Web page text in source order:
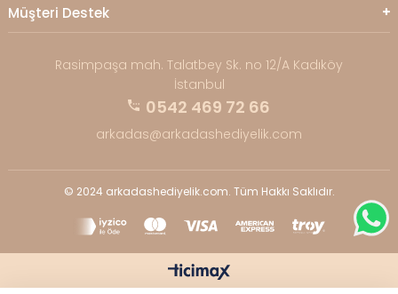
Rasimpaşa mah. Talatbey Sk. no 12/A Kadıköy
İstanbul
0542 469 72 66
arkadas@arkadashediyelik.com
Müşteri Destek
© 2024 arkadashediyelik.com. Tüm Hakkı Saklıdır.